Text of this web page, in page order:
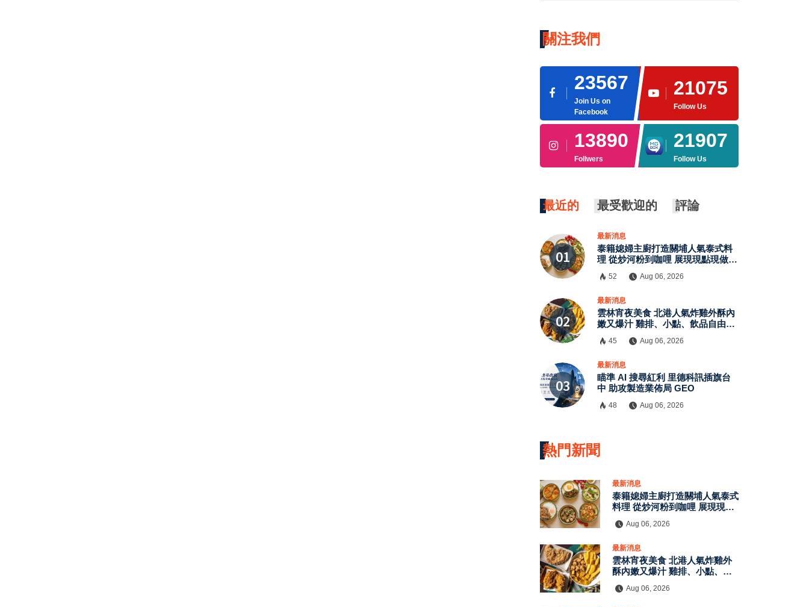
關注我們
23567
Join Us on
Facebook
21075
Follow Us
13890
Follwers
21907
Follow Us
最近的 最受歡迎的 評論
最新消息
泰籍媳婦主廚打造關埔人氣泰式料
理 從炒河粉到咖哩 展現現點現做南
52 Aug 06, 2026
最新消息
雲林宵夜美食 北港人氣炸雞外酥內
嫩又爆汁 雞排、小點、飲品自由搭
45 Aug 06, 2026
最新消息
瞄準 AI 搜尋紅利 里德科訊插旗台
中 助攻製造業佈局 GEO
48 Aug 06, 2026
熱門新聞
最新消息
泰籍媳婦主廚打造關埔人氣泰式
料理 從炒河粉到咖哩 展現現點
Aug 06, 2026
最新消息
雲林宵夜美食 北港人氣炸雞外
酥內嫩又爆汁 雞排、小點、飲
Aug 06, 2026
×